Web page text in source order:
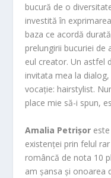
bucură de o
investită în
baza ce acordă
prelungirii bucuriei de
eul creator. Un astfel
invitata mea la
vocație: hairstylist.
place mie să-i spun,
Amalia Petrișor
existenței prin felul
româncă de nota 10
am șansa și onoarea